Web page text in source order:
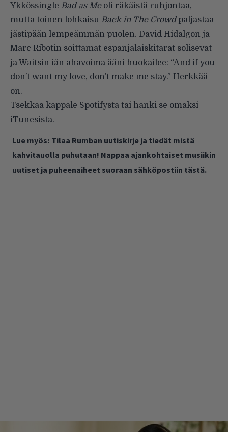
Ykkössingle Bad as Meoli räkäistä ruhjontaa,
mutta toinen lohkaisu Back in The Crowdpaljastaa
jästipään lempeämmän puolen. David Hidalgon ja
Marc Ribotin soittamat espanjalaiskitarat solisevat
ja Waitsin iän ahavoima ääni huokailee: “And if you
don’t want my love, don’t make me stay.” Herkkää
on.
Tsekkaa kappale Spotifysta tai hanki se omaksi
iTunesista.
Lue myös: Tilaa Rumban uutiskirje ja tiedät mistä
kahvitauolla puhutaan! Nappaa ajankohtaiset musiikin
uutiset ja puheenaiheet suoraan sähköpostiin tästä.